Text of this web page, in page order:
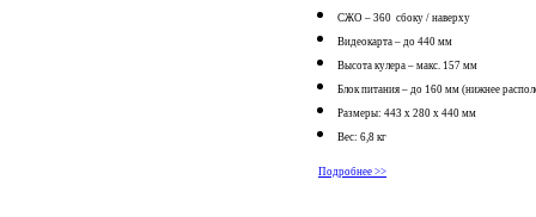
СЖО – 360 сбоку / наверху
Видеокарта – до 440 мм
Высота кулера – макс. 157 мм
Блок питания – до 160 мм (нижнее
Размеры: 443 x 280 x 440 мм
Вес: 6,8 кг
Подробнее >>